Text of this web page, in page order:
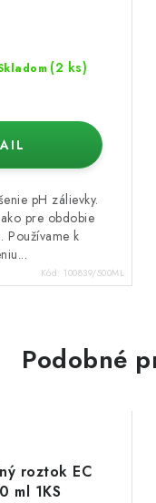
(2 ks)
pH zálievky.
pre obdobie
Používame k
Kód: 100839/500ML
Podobné
roztok EC
ml 1KS